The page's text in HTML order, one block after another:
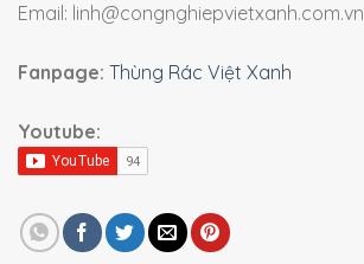
Email: linh@congnghiepvietxanh.com.vn
Fanpage: Thùng Rác Việt Xanh
Youtube: